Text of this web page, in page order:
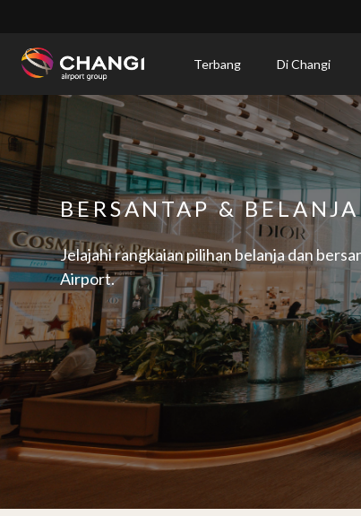
Terbang Di Changi
Changi
Sites:
Language
Select:
BERSANTAP & BELANJA
Jelajahi rangkaian pilihan belanja dan
Airport.